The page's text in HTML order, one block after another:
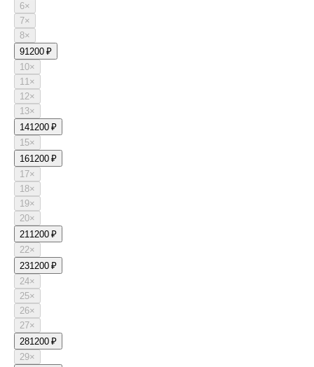
6×
7×
8×
91200 ₽
10×
11×
12×
13×
141200 ₽
15×
161200 ₽
17×
18×
19×
20×
211200 ₽
22×
231200 ₽
24×
25×
26×
27×
281200 ₽
29×